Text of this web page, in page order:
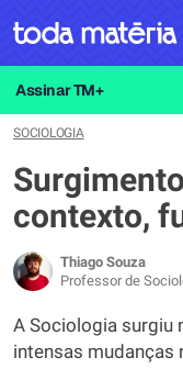
Assinar TM+
SOCIOLOGIA
contexto,
Thiago Souza
Professor de
A Sociologia surgiu
intensas mudanças